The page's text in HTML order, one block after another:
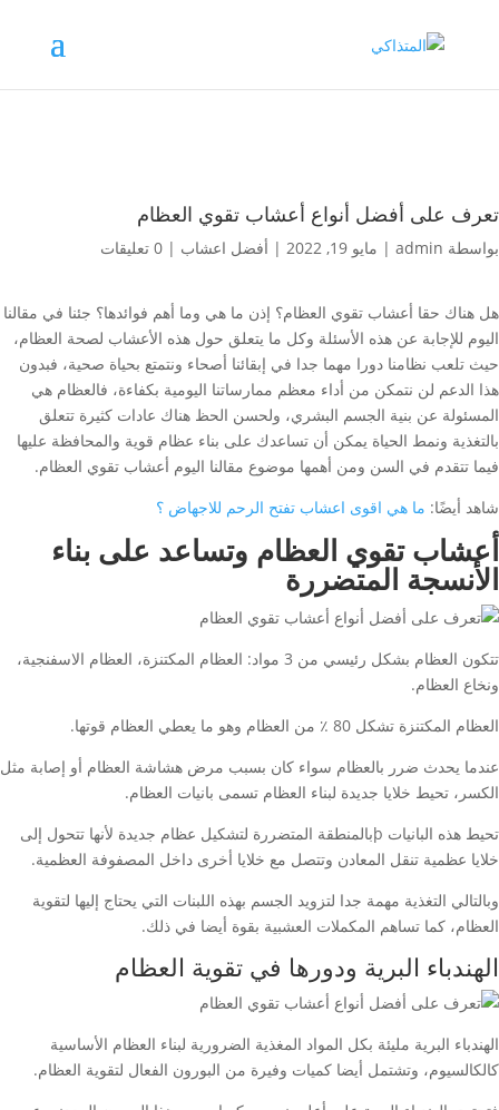
تعرف على أفضل أنواع أعشاب تقوي العظام
بواسطة admin
| مايو 19, 2022 | أفضل اعشاب | 0 تعليقات
هل هناك حقا أعشاب تقوي العظام؟ إذن ما هي وما أهم فوائدها؟ جئنا في مقالنا
اليوم للإجابة عن هذه الأسئلة وكل ما يتعلق حول هذه الأعشاب لصحة العظام،
حيث تلعب نظامنا دورا مهما جدا في إبقائنا أصحاء ونتمتع بحياة صحية، فبدون
هذا الدعم لن نتمكن من أداء معظم ممارساتنا اليومية بكفاءة، فالعظام هي
المسئولة عن بنية الجسم البشري، ولحسن الحظ هناك عادات كثيرة تتعلق
بالتغذية ونمط الحياة يمكن أن تساعدك على بناء عظام قوية والمحافظة عليها
فيما تتقدم في السن ومن أهمها موضوع مقالنا اليوم أعشاب تقوي العظام.
شاهد أيضًا: ما هي اقوى اعشاب تفتح الرحم للاجهاض ؟
أعشاب تقوي العظام وتساعد على بناء
الأنسجة المتضررة
تتكون العظام بشكل رئيسي من 3 مواد: العظام المكتنزة، العظام الاسفنجية،
ونخاع العظام.
العظام المكتنزة تشكل 80 ٪ من العظام وهو ما يعطي العظام قوتها.
عندما يحدث ضرر بالعظام سواء كان بسبب مرض هشاشة العظام أو إصابة مثل
الكسر، تحيط خلايا جديدة لبناء العظام تسمى بانيات العظام.
تحيط هذه البانيات þبالمنطقة المتضررة لتشكيل عظام جديدة لأنها تتحول إلى
خلايا عظمية تنقل المعادن وتتصل مع خلايا أخرى داخل المصفوفة العظمية.
وبالتالي التغذية مهمة جدا لتزويد الجسم بهذه اللبنات التي يحتاج إليها لتقوية
العظام، كما تساهم المكملات العشبية بقوة أيضا في ذلك.
الهندباء البرية ودورها في تقوية العظام
الهندباء البرية مليئة بكل المواد المغذية الضرورية لبناء العظام الأساسية
كالكالسيوم، وتشتمل أيضا كميات وفيرة من البورون الفعال لتقوية العظام.